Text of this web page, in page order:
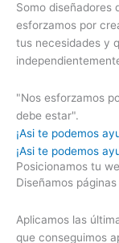
Somo diseñadores
esforzamos por
tus necesidades y
"Nos esforzamos
debe estar".
¡Asi te podemos
¡Asi te podemos
Posicionamos tu
Diseñamos
Aplicamos las
que conseguimos